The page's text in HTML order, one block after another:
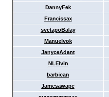
DannyFek
Francissax
svetapoBalay
Manuelvok
JanyceAdant
NLElvin
barbican
Jamesawape